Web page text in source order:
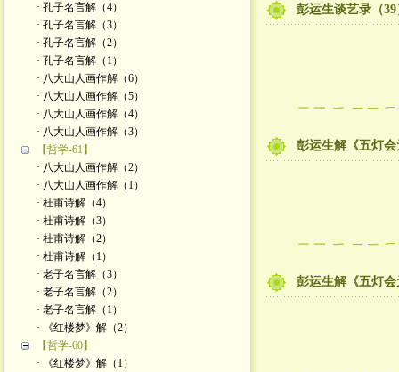
· 孔子名言解（4）
· 孔子名言解（3）
· 孔子名言解（2）
· 孔子名言解（1）
· 八大山人画作解（6）
· 八大山人画作解（5）
· 八大山人画作解（4）
· 八大山人画作解（3）
【哲学-61】
· 八大山人画作解（2）
· 八大山人画作解（1）
· 杜甫诗解（4）
· 杜甫诗解（3）
· 杜甫诗解（2）
· 杜甫诗解（1）
· 老子名言解（3）
· 老子名言解（2）
· 老子名言解（1）
· 《红楼梦》解（2）
【哲学-60】
· 《红楼梦》解（1）
彭运生谈艺录（39
彭运生解《五灯
彭运生解《五灯